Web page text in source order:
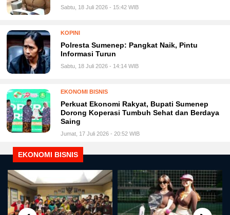
Sabtu, 18 Juli 2026 - 15:42 WIB
KOPINI
Polresta Sumenep: Pangkat Naik, Pintu
Informasi Turun
Sabtu, 18 Juli 2026 - 14:14 WIB
EKONOMI BISNIS
Perkuat Ekonomi Rakyat, Bupati Sumenep
Dorong Koperasi Tumbuh Sehat dan Berdaya
Saing
Jumat, 17 Juli 2026 - 20:52 WIB
EKONOMI BISNIS